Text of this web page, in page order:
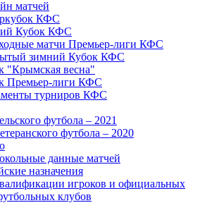
матчей
КФС
Кубок КФС
матчи Премьер-лиги КФС
зимний Кубок КФС
"Крымская весна"
Премьер-лиги КФС
турниров КФС
футбола – 2021
футбола – 2020
данные матчей
назначения
игроков и официальных
клубов